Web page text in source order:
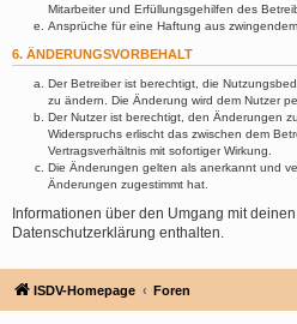
Mitarbeiter und Erfüllungsgehilfen des
Ansprüche für eine Haftung aus
6. ÄNDERUNGSVORBEHALT
Der Betreiber ist berechtigt, die
zu ändern. Die Änderung wird dem Nutzer
Der Nutzer ist berechtigt, den Änderungen
Widerspruchs erlischt das zwischen dem
Vertragsverhältnis mit sofortiger Wirkung.
Die Änderungen gelten als anerkannt und
Änderungen zugestimmt hat.
Informationen über den Umgang mit
Datenschutzerklärung enthalten.
ISDV-Homepage Foren